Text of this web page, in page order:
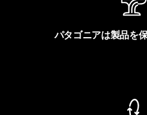
パタゴニアは製品を